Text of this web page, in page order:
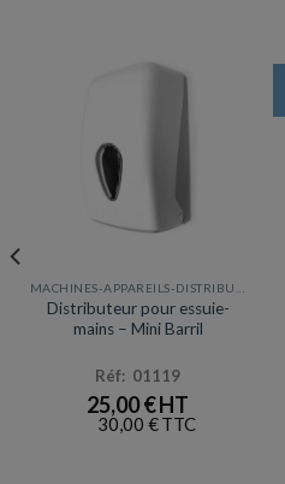
Distributeur pour essuie-
mains – Mini Barril
Réf: 01119
25,00€
30,00 €